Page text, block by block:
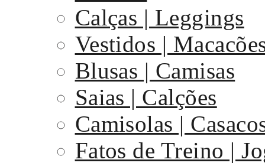
Calças | Leggings
Vestidos |
Blusas | Camisas
Saias | Calções
Camisolas |
Fatos de Treino |